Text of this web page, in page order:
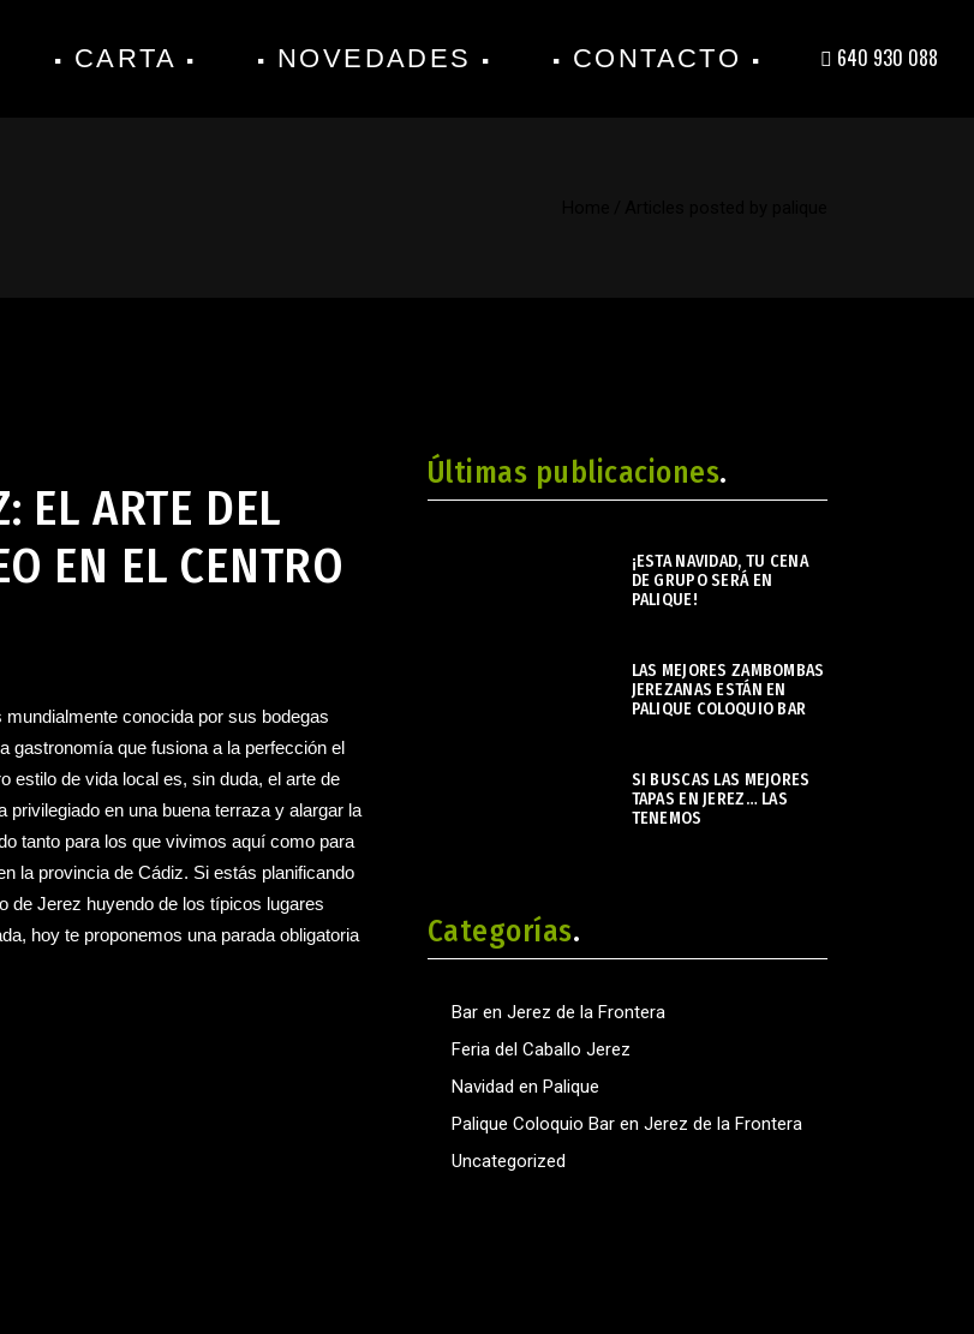
CARTA NOVEDADES CONTACTO 640 930 088
EL ARTE DEL
EN EL CENTRO
conocida por sus bodegas
gastronomía que fusiona a la perfección el
estilo de vida local es, sin duda, el arte de
en una buena terraza y alargar la
tanto para los que vivimos aquí como para
la provincia de Cádiz. Si estás planificando
de Jerez huyendo de los típicos lugares
hoy te proponemos una parada obligatoria
Últimas publicaciones
¡ESTA NAVIDAD, TU CENA
DE GRUPO SERÁ EN
PALIQUE!
LAS MEJORES ZAMBOMBAS
JEREZANAS ESTÁN EN
PALIQUE COLOQUIO BAR
SI BUSCAS LAS MEJORES
TAPAS EN JEREZ… LAS
TENEMOS
Categorías
Bar en Jerez de la Frontera
Feria del Caballo Jerez
Navidad en Palique
Palique Coloquio Bar en Jerez de la Frontera
Uncategorized